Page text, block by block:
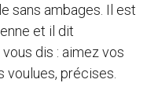
sans ambages. Il est
et il dit
dis : aimez vos
voulues, précises.